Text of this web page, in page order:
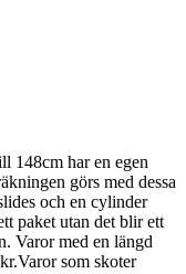
148cm har en egen
görs med dessa
och en cylinder
paket utan det blir ett
Varor med en längd
som skoter